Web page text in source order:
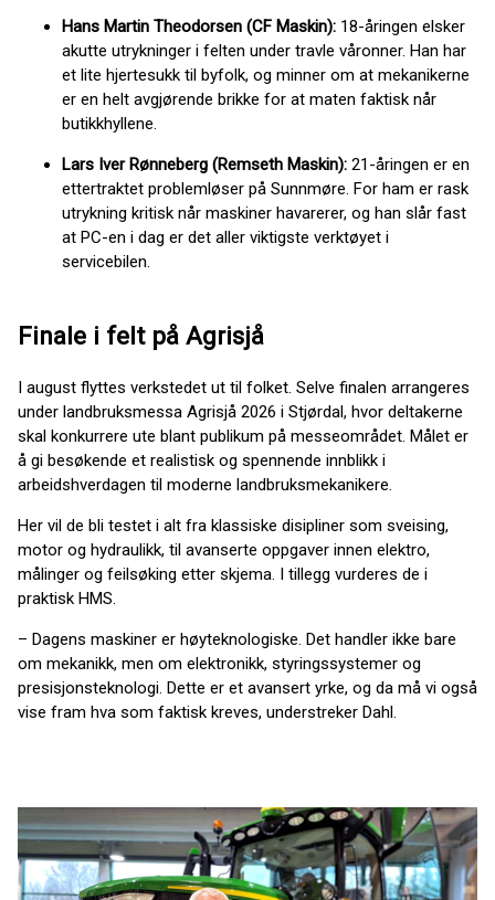
Hans Martin Theodorsen (CF Maskin): 18-åringen elsker
akutte utrykninger i felten under travle våronner. Han har
et lite hjertesukk til byfolk, og minner om at mekanikerne
er en helt avgjørende brikke for at maten faktisk når
butikkhyllene.
Lars Iver Rønneberg (Remseth Maskin): 21-åringen er en
ettertraktet problemløser på Sunnmøre. For ham er rask
utrykning kritisk når maskiner havarerer, og han slår fast
at PC-en i dag er det aller viktigste verktøyet i
servicebilen.
Finale i felt på Agrisjå
I august flyttes verkstedet ut til folket. Selve finalen arrangeres
under landbruksmessa Agrisjå 2026 i Stjørdal, hvor deltakerne
skal konkurrere ute blant publikum på messeområdet. Målet er
å gi besøkende et realistisk og spennende innblikk i
arbeidshverdagen til moderne landbruksmekanikere.
Her vil de bli testet i alt fra klassiske disipliner som sveising,
motor og hydraulikk, til avanserte oppgaver innen elektro,
målinger og feilsøking etter skjema. I tillegg vurderes de i
praktisk HMS.
– Dagens maskiner er høyteknologiske. Det handler ikke bare
om mekanikk, men om elektronikk, styringssystemer og
presisjonsteknologi. Dette er et avansert yrke, og da må vi også
vise fram hva som faktisk kreves, understreker Dahl.